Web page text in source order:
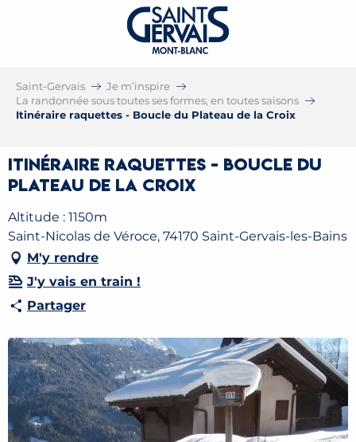
Saint-Gervais
Je m’inspire
La randonnée sous toutes ses formes, en toutes saisons
Itinéraire raquettes - Boucle du Plateau de la Croix
Itinéraire raquettes - Boucle du
Plateau de la Croix
Altitude : 1150m
Saint-Nicolas de Véroce, 74170 Saint-Gervais-les-Bains
M'y rendre
J'y vais en train !
Partager